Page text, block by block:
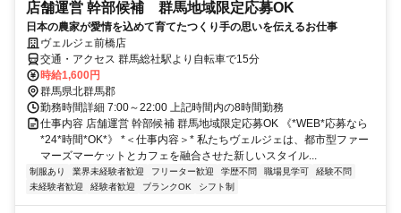
店舗運営 幹部候補 群馬地域限定応募OK
日本の農家が愛情を込めて育てたつくり手の思いを伝えるお仕事
ヴェルジェ前橋店
交通・アクセス 群馬総社駅より自転車で15分
時給1,600円
群馬県北群馬郡
勤務時間詳細 7:00～22:00 上記時間内の8時間勤務
仕事内容 店舗運営 幹部候補 群馬地域限定応募OK 《*WEB*応募なら
*24*時間*OK*》 *＜仕事内容＞* 私たちヴェルジェは、都市型ファー
マーズマーケットとカフェを融合させた新しいスタイル...
制服あり 業界未経験者歓迎 フリーター歓迎 学歴不問 職場見学可
経験不問
未経験者歓迎
経験者歓迎 ブランクOK シフト制